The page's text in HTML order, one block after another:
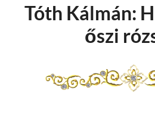
Tóth Kálmán:
őszi